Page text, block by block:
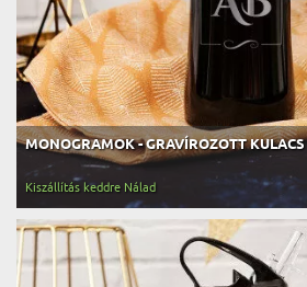
MONOGRAMOK - GRAVÍROZOTT KULACS
Kiszállítás keddre Nálad